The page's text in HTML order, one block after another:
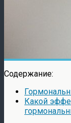
Содержание:
Какой